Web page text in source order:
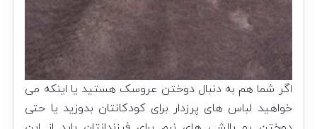
اگر شما هم به دنبال دوختن عروسک هستید یا اینکه می
خواهید لباس های پرزدار برای کودکانتان بدوزید یا حتی